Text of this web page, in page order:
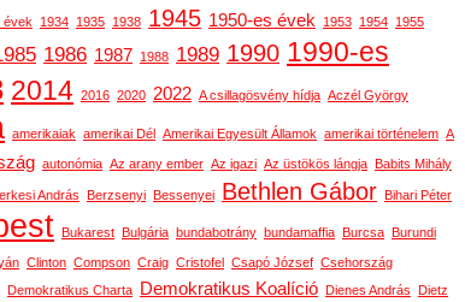
évek 1934 1935 1938 1945 1950-es évek 1953 1954 1955
1986 1987 1988 1989 1990 1990-es
2014 2016 2020 2022 A csillagösvény hídja Aczél György
amerikaiak amerikai Dél Amerikai Egyesült Államok amerikai történelem A
autonómia Az arany ember Az igazi Az üstökös lángja Babits Mihály
András Berzsenyi Bessenyei Bethlen Gábor Bihari Péter
Bukarest Bulgária bundabotrány bundamaffia Burcsa Burundi
Clinton Compson Craig Cristofel Csapó József Csehország
Demokratikus Charta Demokratikus Koalíció Dienes András Dietz